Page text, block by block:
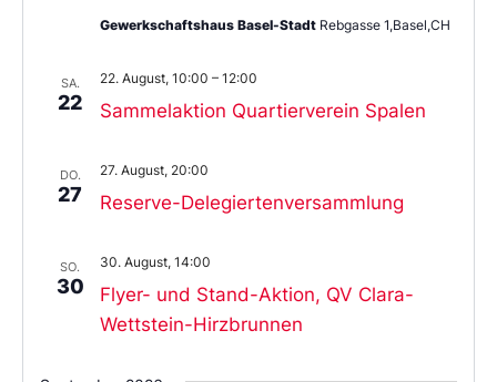
Gewerkschaftshaus Basel-Stadt Rebgasse 1,Basel,CH
SA.
22 Sammelaktion Quartierverein Spalen
22. August, 10:00 – 12:00
DO.
27 Reserve-Delegiertenversammlung
27. August, 20:00
SO.
30
Flyer- und Stand-Aktion, QV Clara-
Wettstein-Hirzbrunnen
30. August, 14:00